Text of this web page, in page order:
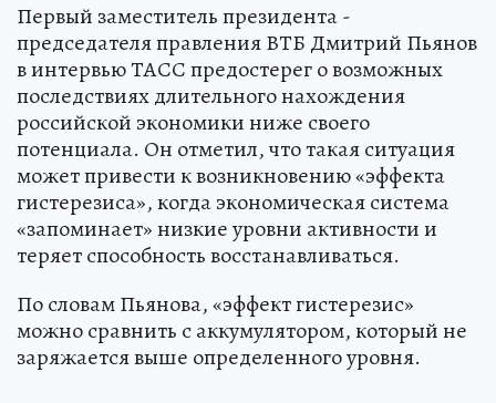
Первый заместитель президента -
председателя правления ВТБ Дмитрий Пьянов
в интервью ТАСС предостерег о возможных
последствиях длительного нахождения
российской экономики ниже своего
потенциала. Он отметил, что такая ситуация
может привести к возникновению «эффекта
гистерезиса», когда экономическая система
«запоминает» низкие уровни активности и
теряет способность восстанавливаться.
По словам Пьянова, «эффект гистерезис»
можно сравнить с аккумулятором, который не
заряжается выше определенного уровня.